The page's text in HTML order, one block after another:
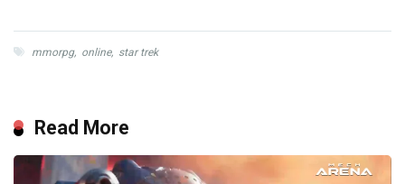
mmorpg, online, star trek
Read More